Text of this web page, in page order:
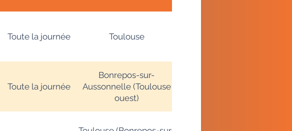
Toute la journée Toulouse
Toute la journée
Bonrepos-sur-
Aussonnelle (Toulouse
ouest)